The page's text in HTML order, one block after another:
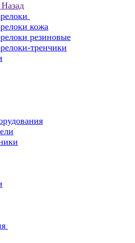
Назад
кожа
резиновые
тренчики